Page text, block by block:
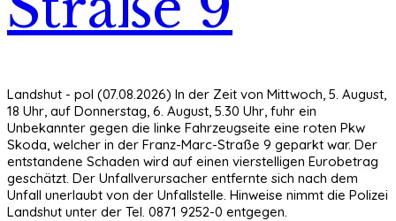
Landshut - pol (07.08.2026) In der Zeit von Mittwoch, 5. August,
18 Uhr, auf Donnerstag, 6. August, 5.30 Uhr, fuhr ein
Unbekannter gegen die linke Fahrzeugseite eine roten Pkw
Skoda, welcher in der Franz-Marc-Straße 9 geparkt war. Der
entstandene Schaden wird auf einen vierstelligen Eurobetrag
geschätzt. Der Unfallverursacher entfernte sich nach dem
Unfall unerlaubt von der Unfallstelle. Hinweise nimmt die Polizei
Landshut unter der Tel. 0871 9252-0 entgegen.